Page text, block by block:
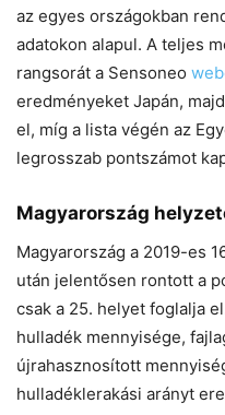
az egyes országokban
adatokon alapul. A teljes
rangsorát a Sensoneo
eredményeket Japán,
el, míg a lista végén az
legrosszab pontszámot
Magyarország
Magyarország a 2019-es
után jelentősen rontott a
csak a 25. helyet foglalja
hulladék mennyisége,
újrahasznosított
hulladéklerakási arányt